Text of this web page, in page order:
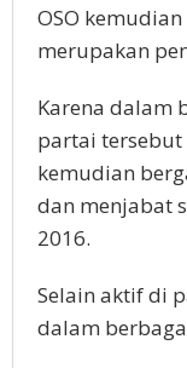
OSO
merupakan
Karena dalam
partai tersebut
kemudian
dan menjabat
2016.
Selain aktif di
dalam